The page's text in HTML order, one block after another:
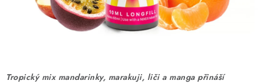
GRIPY & MODY
Tropický mix mandarinky, marakuji, liči a manga přináší